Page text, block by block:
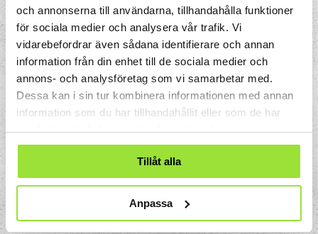
och annonserna till användarna, tillhandahålla funktioner
för sociala medier och analysera vår trafik. Vi
vidarebefordrar även sådana identifierare och annan
information från din enhet till de sociala medier och
annons- och analysföretag som vi samarbetar med.
Dessa kan i sin tur kombinera informationen med annan
information som du har tillhandahållit eller som de har
samlat in när du har använt deras tjänster.
Tillåt alla
Anpassa